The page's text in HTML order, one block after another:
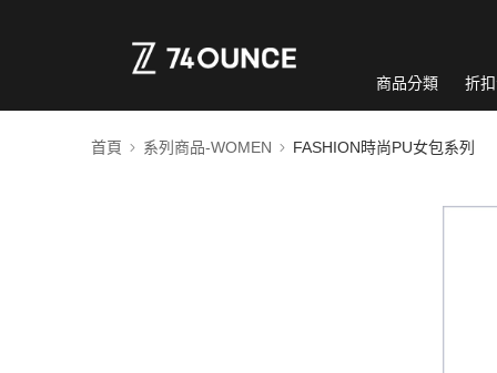
商品分類 折
首頁 系列商品-WOMEN FASHION時尚PU女包系列